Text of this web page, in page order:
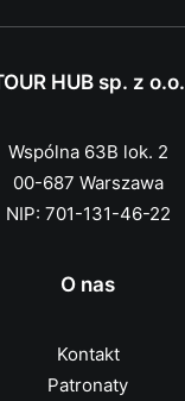
HUB sp. z o.o.
Wspólna 63B lok. 2
00-687 Warszawa
NIP: 701-131-46-22
O nas
Kontakt
Patronaty